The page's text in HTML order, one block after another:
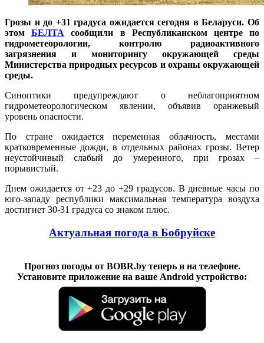
Грозы и до +31 градуса ожидается сегодня в Беларуси. Об
этомБЕЛТА сообщили в Республиканском центре по
гидрометеорологии, контролю радиоактивного
загрязнения и мониторингу окружающей среды
Министерства природных ресурсов и охраны окружающей
среды.
Синоптики предупреждают о неблагоприятном
гидрометеорологическом явлении, объявив оранжевый
уровень опасности.
По стране ожидается переменная облачность, местами
кратковременные дожди, в отдельных районах грозы. Ветер
неустойчивый слабый до умеренного, при грозах –
порывистый.
Днем ожидается от +23 до +29 градусов. В дневные часы по
юго-западу республики максимальная температура воздуха
достигнет 30-31 градуса со знаком плюс.
Актуальная погода в Бобруйске
Прогноз погоды от BOBR.by теперь и на телефоне.
Установите приложение на ваше Android устройство: